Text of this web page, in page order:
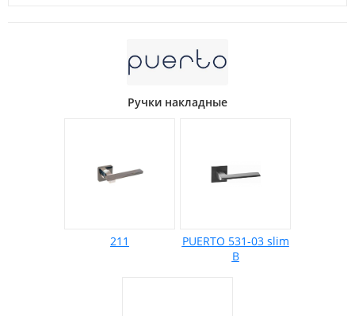
Ручки накладные
211
PUERTO 531-03 slim
B